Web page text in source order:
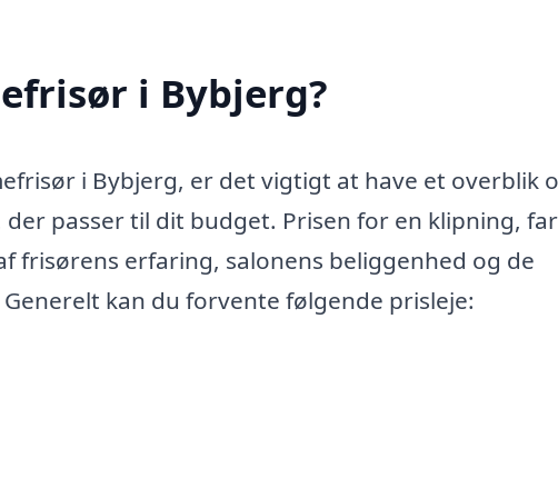
i Bybjerg?
i Bybjerg, er det vigtigt at have et overblik
passer til dit budget. Prisen for en klipning,
frisørens erfaring, salonens beliggenhed og de
kan du forvente følgende prisleje: